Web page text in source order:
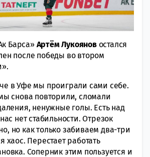
Барса» Артём Лукояновостался
после победы во втором
в Уфе мы проиграли сами себе.
снова повторили, сломали
ненужные голы. Есть над
нет стабильности. Отрезок
но как только забиваем два-три
хаос. Перестает работать
Соперник этим пользуется и